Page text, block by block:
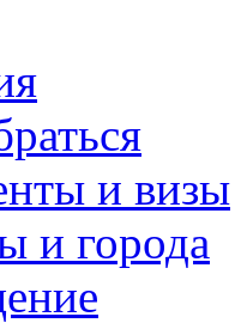
и визы
и города